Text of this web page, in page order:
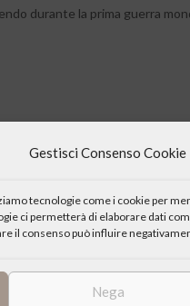
Gestisci Consenso Cookie
tecnologie come i cookie per
ci permetterà di elaborare dati
il consenso può influire
Nega
durante la prima guerra
e tutti vivevano”.
Teramo), Don Vinicio Di
Cantiere”